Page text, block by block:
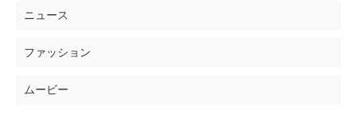
ニュース
ファッション
ムービー